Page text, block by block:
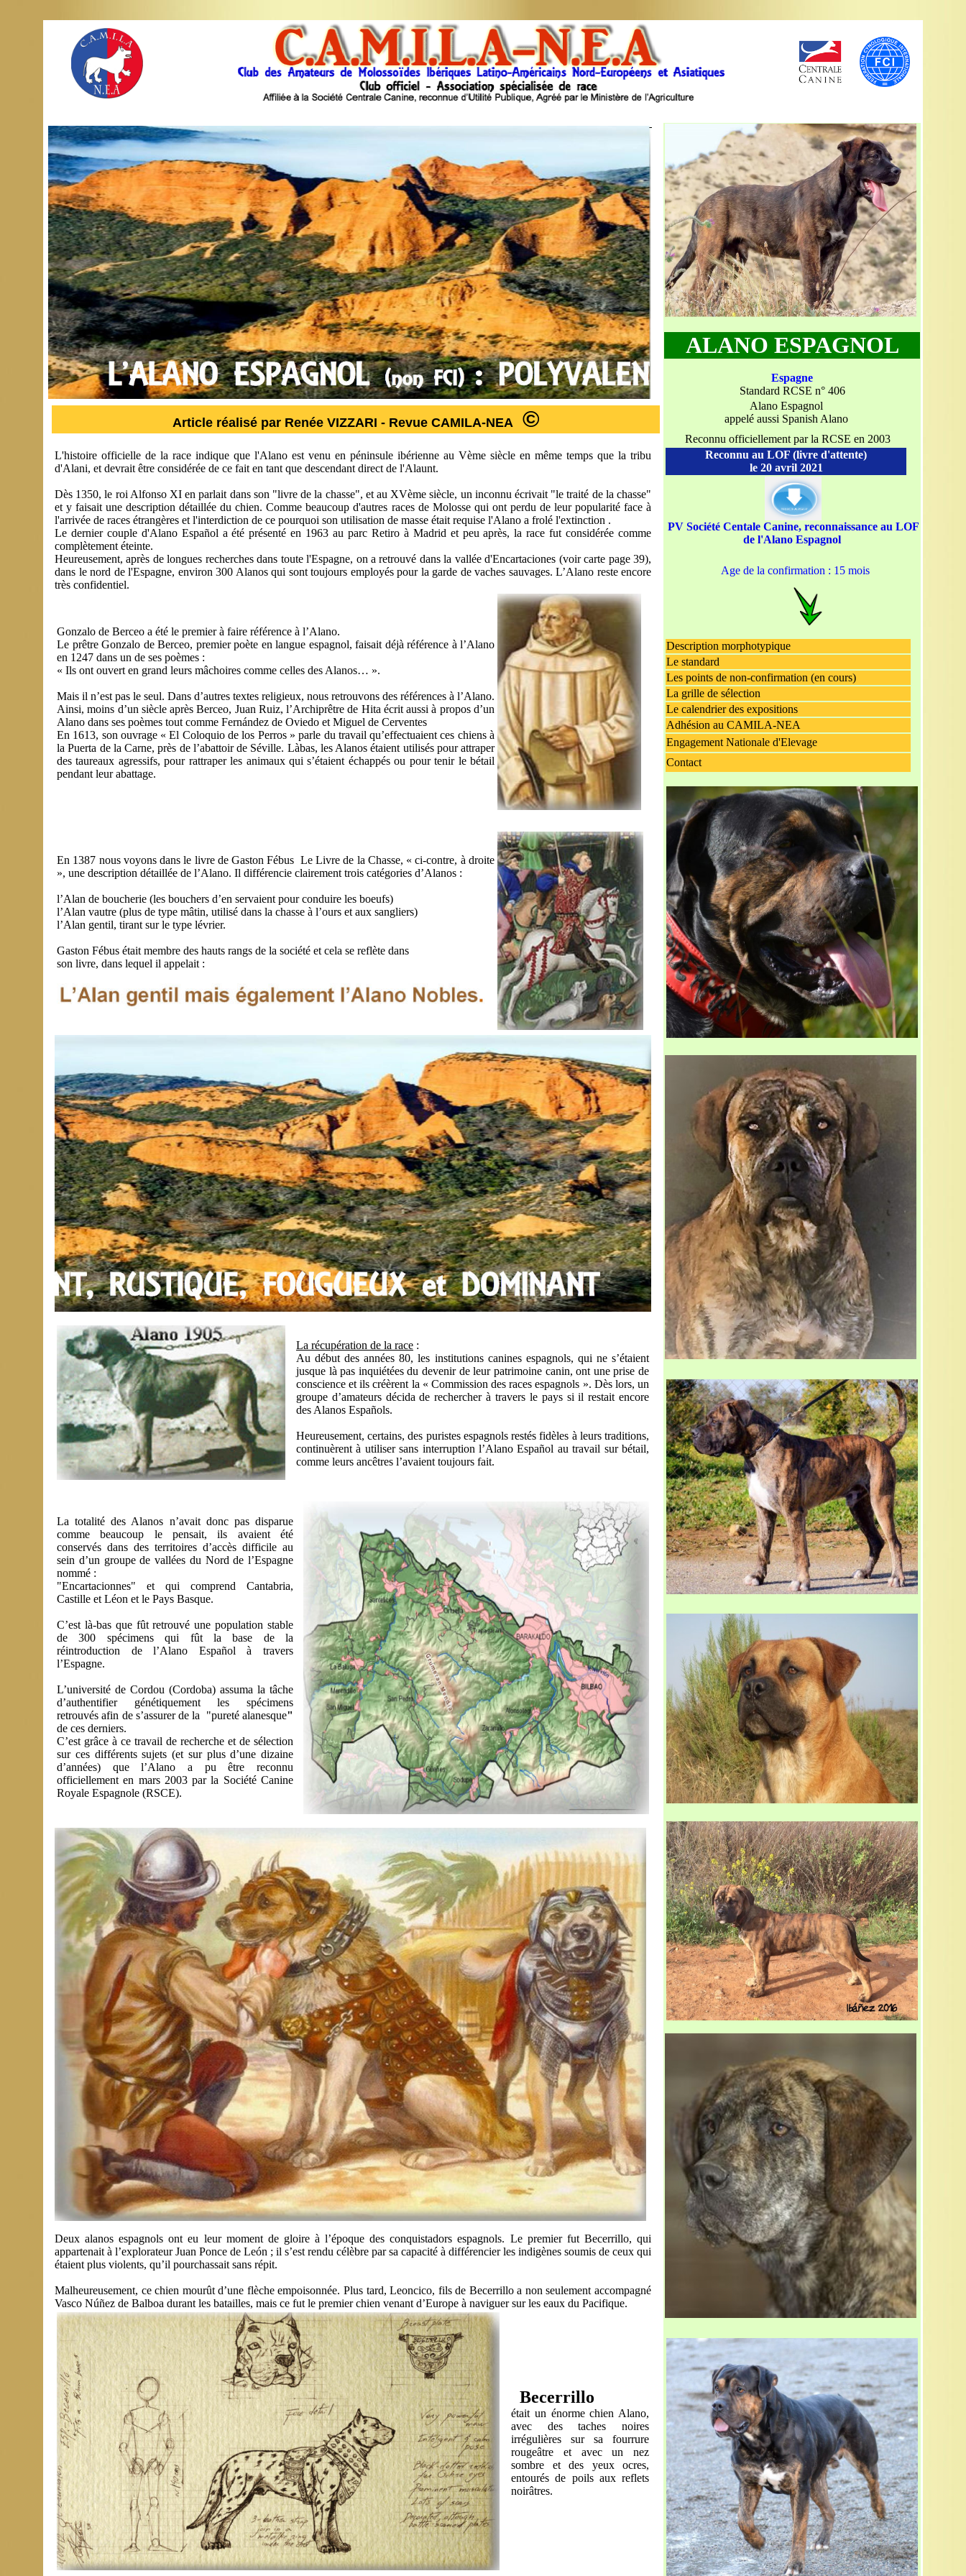
Article réalisé par Renée VIZZARI - Revue CAMILA-NEA ©
L'histoire officielle de la race indique que l'Alano est venu en péninsule ibérienne au Vème siècle en même temps que la tribu
d'Alani, et devrait être considérée de ce fait en tant que descendant direct de l'Alaunt.
Dès 1350, le roi Alfonso XI en parlait dans son "livre de la chasse", et au XVème siècle, un inconnu écrivait "le traité de la chasse"
et y faisait une description détaillée du chien. Comme beaucoup d'autres races de Molosse qui ont perdu de leur popularité face à
l'arrivée de races étrangères et l'interdiction de ce pourquoi son utilisation de masse était requise l'Alano a frolé l'extinction .
Le dernier couple d'Alano Español a été présenté en 1963 au parc Retiro à Madrid et peu après, la race fut considérée comme
complètement éteinte.
Heureusement, après de longues recherches dans toute l'Espagne, on a retrouvé dans la vallée d'Encartaciones (voir carte page 39),
dans le nord de l'Espagne, environ 300 Alanos qui sont toujours employés pour la garde de vaches sauvages. L’Alano reste encore
très confidentiel.
Gonzalo de Berceo a été le premier à faire référence à l’Alano.
Le prêtre Gonzalo de Berceo, premier poète en langue espagnol, faisait déjà référence à l’Alano
en 1247 dans un de ses poèmes :
« Ils ont ouvert en grand leurs mâchoires comme celles des Alanos… ».
Mais il n’est pas le seul. Dans d’autres textes religieux, nous retrouvons des références à l’Alano.
Ainsi, moins d’un siècle après Berceo, Juan Ruiz, l’Archiprêtre de Hita écrit aussi à propos d’un
Alano dans ses poèmes tout comme Fernández de Oviedo et Miguel de Cerventes
En 1613, son ouvrage « El Coloquio de los Perros » parle du travail qu’effectuaient ces chiens à
la Puerta de la Carne, près de l’abattoir de Séville. Làbas, les Alanos étaient utilisés pour attraper
des taureaux agressifs, pour rattraper les animaux qui s’étaient échappés ou pour tenir le bétail
pendant leur abattage.
En 1387 nous voyons dans le livre de Gaston Fébus Le Livre de la Chasse, « ci-contre, à droite
», une description détaillée de l’Alano. Il différencie clairement trois catégories d’Alanos :
l’Alan de boucherie (les bouchers d’en servaient pour conduire les boeufs)
l’Alan vautre (plus de type mâtin, utilisé dans la chasse à l’ours et aux sangliers)
l’Alan gentil, tirant sur le type lévrier.
Gaston Fébus était membre des hauts rangs de la société et cela se reflète dans
son livre, dans lequel il appelait :
La récupération de la race :
Au début des années 80, les institutions canines espagnols, qui ne s’étaient
jusque là pas inquiétées du devenir de leur patrimoine canin, ont une prise de
conscience et ils créèrent la « Commission des races espagnols ». Dès lors, un
groupe d’amateurs décida de rechercher à travers le pays si il restait encore
des Alanos Españols.
Heureusement, certains, des puristes espagnols restés fidèles à leurs traditions,
continuèrent à utiliser sans interruption l’Alano Español au travail sur bétail,
comme leurs ancêtres l’avaient toujours fait.
La totalité des Alanos n’avait donc pas disparue
comme beaucoup le pensait, ils avaient été
conservés dans des territoires d’accès difficile au
sein d’un groupe de vallées du Nord de l’Espagne
nommé :
"Encartacionnes" et qui comprend Cantabria,
Castille et Léon et le Pays Basque.
C’est là-bas que fût retrouvé une population stable
de 300 spécimens qui fût la base de la
réintroduction de l’Alano Español à travers
l’Espagne.
L’université de Cordou (Cordoba) assuma la tâche
d’authentifier génétiquement les spécimens
retrouvés afin de s’assurer de la "pureté alanesque"
de ces derniers.
C’est grâce à ce travail de recherche et de sélection
sur ces différents sujets (et sur plus d’une dizaine
d’années) que l’Alano a pu être reconnu
officiellement en mars 2003 par la Société Canine
Royale Espagnole (RSCE).
Deux alanos espagnols ont eu leur moment de gloire à l’époque des conquistadors espagnols. Le premier fut Becerrillo, qui
appartenait à l’explorateur Juan Ponce de León ; il s’est rendu célèbre par sa capacité à différencier les indigènes soumis de ceux qui
étaient plus violents, qu’il pourchassait sans répit.
Malheureusement, ce chien mourût d’une flèche empoisonnée. Plus tard, Leoncico, fils de Becerrillo a non seulement accompagné
Vasco Núñez de Balboa durant les batailles, mais ce fut le premier chien venant d’Europe à naviguer sur les eaux du Pacifique.
Becerrillo
était un énorme chien Alano,
avec des taches noires
irrégulières sur sa fourrure
rougeâtre et avec un nez
sombre et des yeux ocres,
entourés de poils aux reflets
noirâtres.
ALANO ESPAGNOL
Espagne
Standard RCSE n° 406
Alano Espagnol
appelé aussi Spanish Alano
Reconnu officiellement par la RCSE en 2003
Reconnu au LOF (livre d'attente)
le 20 avril 2021
PV Société Centale Canine, reconnaissance au LOF
de l'Alano Espagnol
Age de la confirmation : 15 mois
Description morphotypique
Le standard
Les points de non-confirmation (en cours)
La grille de sélection
Le calendrier des expositions
Adhésion au CAMILA-NEA
Engagement Nationale d'Elevage
Contact